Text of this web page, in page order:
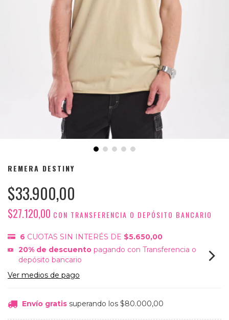
REMERA DESTINY
$33.900,00
$27.120,00 CON TRANSFERENCIA O DEPÓSITO BANCARIO
6 CUOTAS SIN INTERÉS DE $5.650,00
20% de descuento pagando con Transferencia o
depósito bancario
Ver medios de pago
Envío gratis superando los $80.000,00